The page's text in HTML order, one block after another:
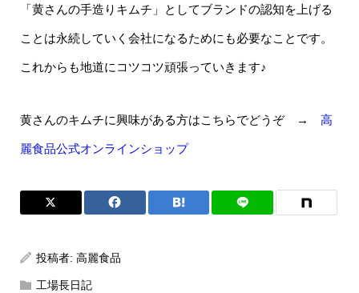
「黄さんの手造りキムチ」としてブランドの認知を上げる
ことは永続していく会社になるためにも必要なことです。
これからも地道にコツコツ頑張っていきます♪
黄さんのキムチに興味がある方はこちらでどうぞ → 高
麗食品公式オンラインショップ
投稿者: 高麗食品
工場長日記